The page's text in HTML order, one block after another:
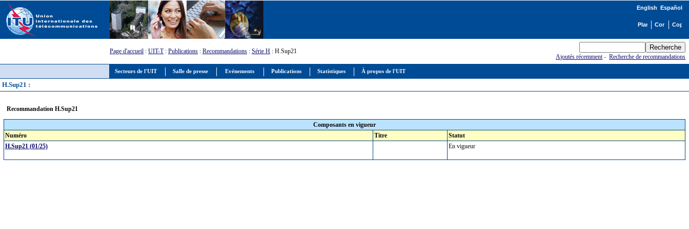
Secteurs de l'UIT Salle de presse Evénements Publications Statistiques À propos de l'UIT
English Español
Page d'accueil : UIT-T: Publications : Recommandations : Série H : H.Sup21
Ajoutés récemment-Recherche de recommandations
H.Sup21 :
Recommandation H.Sup21
Composants en vigueur
Numéro
Titre
Statut
H.Sup21 (01/25)
En vigueur